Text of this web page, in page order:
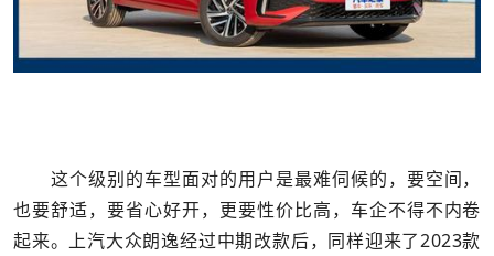
这个级别的车型面对的用户是最难伺候的，要空间，
也要舒适，要省心好开，更要性价比高，车企不得不内卷
起来。上汽大众朗逸经过中期改款后，同样迎来了2023款